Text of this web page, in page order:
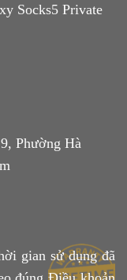
Socks5 Private
Phường Hà
gian sử dụng đã